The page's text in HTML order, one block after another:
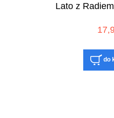
Lato z
do